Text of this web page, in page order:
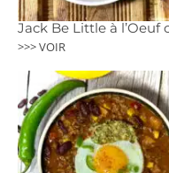
Jack Be Little à l’Oeuf
>>> VOIR